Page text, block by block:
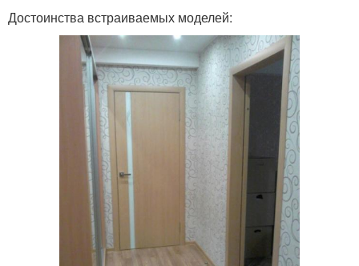
Достоинства встраиваемых моделей: